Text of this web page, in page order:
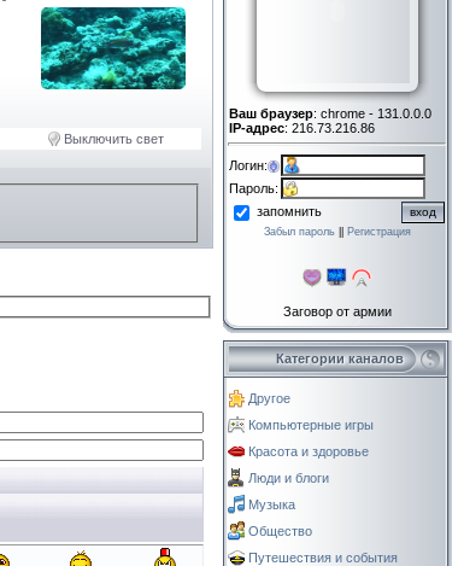
Выключить свет
Ваш браузер: chrome - 131.0.0.0
IP-адрес: 216.73.216.86
Логин:
Пароль:
запомнить
Забыл пароль|| Регистрация
Заговор от армии
Категории каналов
Другое
Компьютерные игры
Красота и здоровье
Люди и блоги
Музыка
Общество
Путешествия и события